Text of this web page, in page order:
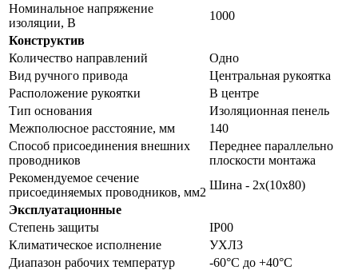
Номинальное напряжение
изоляции, В
1000
Конструктив
Количество направлений
Одно
Вид ручного привода
Центральная рукоятка
Расположение рукоятки
В центре
Тип основания
Изоляционная пенель
Межполюсное расстояние, мм
140
Способ присоединения внешних
проводников
Переднее параллельно
плоскости монтажа
Рекомендуемое сечение
присоединяемых проводников, мм2
Шина - 2х(10х80)
Эксплуатационные
Степень защиты
IP00
Климатическое исполнение
УХЛ3
Диапазон рабочих температур
-60°С до +40°С